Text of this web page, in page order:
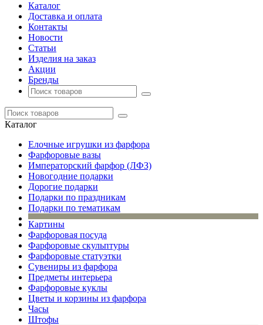
Каталог
Доставка и оплата
Контакты
Новости
Статьи
Изделия на заказ
Акции
Бренды
Каталог
Елочные игрушки из фарфора
Фарфоровые вазы
Императорский фарфор (ЛФЗ)
Новогодние подарки
Дорогие подарки
Подарки по праздникам
Подарки по тематикам
Картины
Фарфоровая посуда
Фарфоровые скульптуры
Фарфоровые статуэтки
Сувениры из фарфора
Предметы интерьера
Фарфоровые куклы
Цветы и корзины из фарфора
Часы
Штофы